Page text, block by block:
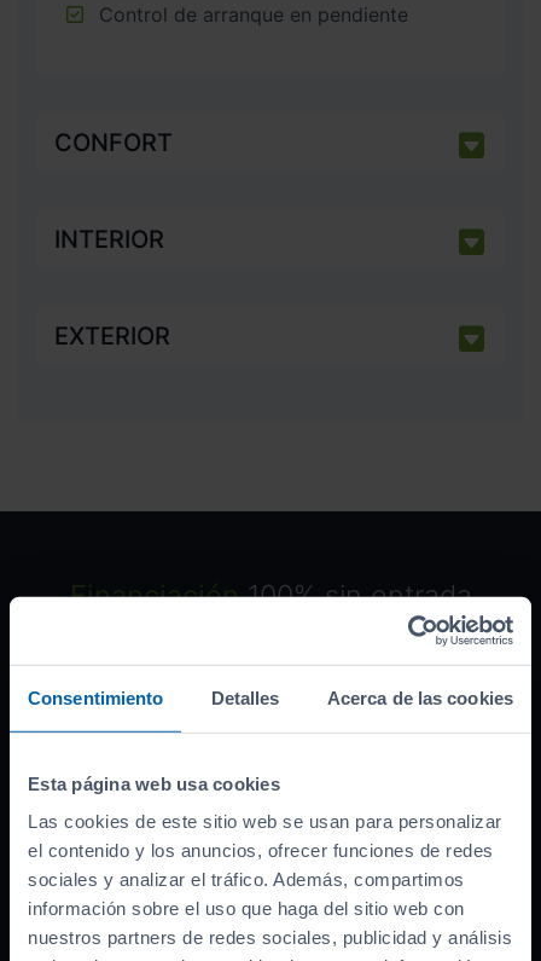
Consentimiento Detalles Acerca de las cookies
Esta página web usa cookies
Las cookies de este sitio web se usan para personalizar
el contenido y los anuncios, ofrecer funciones de redes
sociales y analizar el tráfico. Además, compartimos
información sobre el uso que haga del sitio web con
nuestros partners de redes sociales, publicidad y análisis
Control de arranque en pendiente
CONFORT
INTERIOR
EXTERIOR
Financiación100% sin entrada
Grandes descuentos por financiar con
nosotros. ¡Descúbrelos!
Banco asociado
Precio del coche (PVP) 31.990
Bonificación por financiar -3.000 €